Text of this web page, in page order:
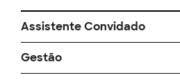
Assistente Convidado
Gestão